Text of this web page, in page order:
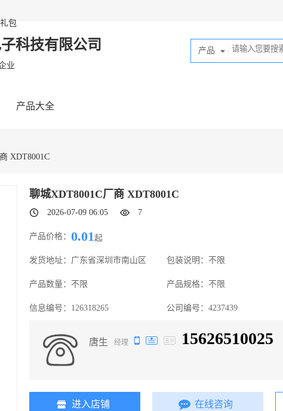
包
科技有限公司
业
产品
产品大全
XDT8001C
聊城XDT8001C厂商 XDT8001C
2026-07-09 06:05 7
产品价格： 0.01起
发货地址： 广东省深圳市南山区 包装说明： 不限
产品数量： 不限 产品规格： 不限
信息编号： 126318265 公司编号： 4237439
唐生 经理 15626510025
进入店铺 在线咨询